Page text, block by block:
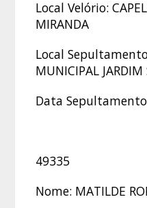
Local Velório:
MIRANDA
Local
MUNICIPAL JARDIM
Data
49335
Nome: MATILDE